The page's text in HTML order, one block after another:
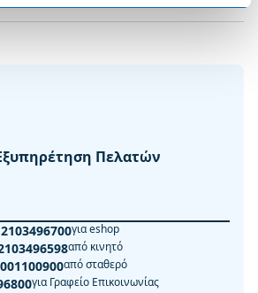
Πελατών
2103496700για eshop
από κινητό
από σταθερό
για Γραφείο Επικοινωνίας